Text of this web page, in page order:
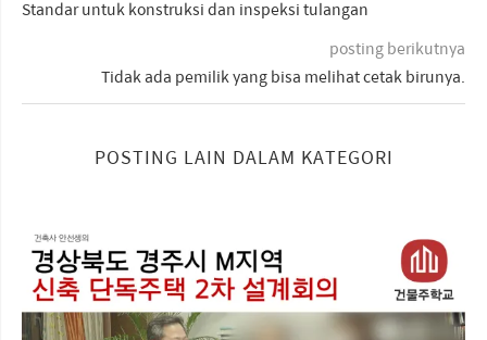
Standar untuk konstruksi dan inspeksi tulangan
posting berikutnya
Tidak ada pemilik yang bisa melihat cetak birunya.
POSTING LAIN DALAM KATEGORI